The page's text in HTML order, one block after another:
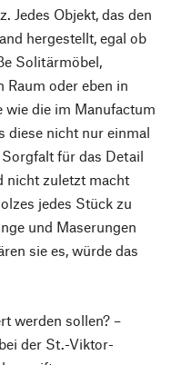
Jedes Objekt, das den
hergestellt, egal ob
Solitärmöbel,
oder eben in
wie die im Manufactum
diese nicht nur einmal
für das Detail
nicht zuletzt macht
jedes Stück zu
und Maserungen
sie es, würde das
werden sollen? –
der St.-Viktor-